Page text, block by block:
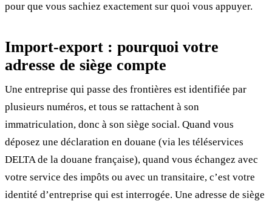
pour que vous sachiez exactement sur quoi vous appuyer.
Import-export : pourquoi votre
adresse de siège compte
Une entreprise qui passe des frontières est identifiée par
plusieurs numéros, et tous se rattachent à son
immatriculation, donc à son siège social. Quand vous
déposez une déclaration en douane (via les téléservices
DELTA de la douane française), quand vous échangez avec
votre service des impôts ou avec un transitaire, c’est votre
identité d’entreprise qui est interrogée. Une adresse de siège